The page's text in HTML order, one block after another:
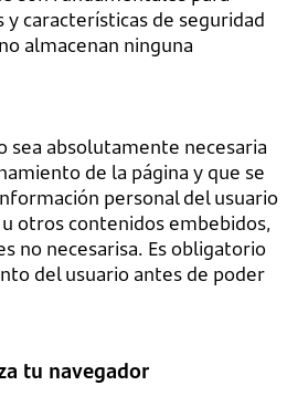
y características de seguridad
almacenan ninguna
sea absolutamente necesaria
de la página y que se
personal del usuario
otros contenidos embebidos,
no necesarisa. Es obligatorio
del usuario antes de poder
tu navegador